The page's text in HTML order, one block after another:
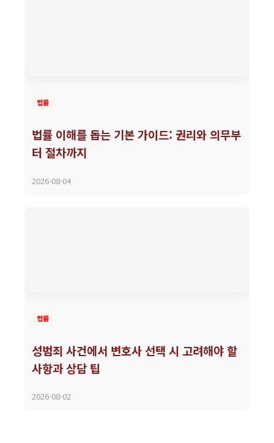
법률
법률 이해를 돕는 기본 가이드: 권리와 의무부
터 절차까지
2026-08-04
법률
성범죄 사건에서 변호사 선택 시 고려해야 할
사항과 상담 팁
2026-08-02